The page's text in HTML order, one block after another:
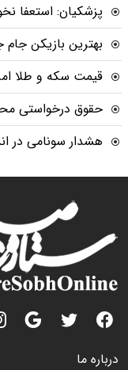
پزشکیان: استعفا
بهترین بازیکن
قیمت سکه و طلا امروز 13 مرداد
حقوق درخواستی
هشدار سونامی در
درباره ما